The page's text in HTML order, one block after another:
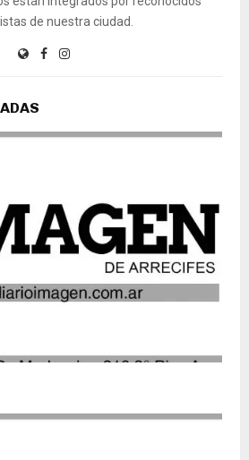
de nuestra ciudad.